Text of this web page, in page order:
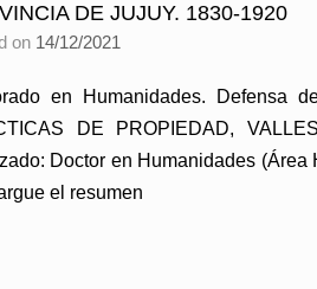
DE JUJUY. 1830-1920
on 14/12/2021
en Humanidades. Defensa
DE PROPIEDAD,
Doctor en Humanidades
el resumen